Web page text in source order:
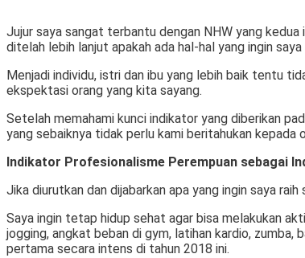
Jujur saya sangat terbantu dengan NHW yang
ditelah lebih lanjut apakah ada hal-hal yang ingin saya
Menjadi individu, istri dan ibu yang lebih baik tentu
ekspektasi orang yang kita sayang.
Setelah memahami kunci indikator yang diberikan
yang sebaiknya tidak perlu kami beritahukan kepada
Indikator Profesionalisme Perempuan sebagai
Jika diurutkan dan dijabarkan apa yang ingin saya raih
Saya ingin tetap hidup sehat agar bisa melakukan
jogging, angkat beban di gym, latihan kardio, zumba,
pertama secara intens di tahun 2018 ini.